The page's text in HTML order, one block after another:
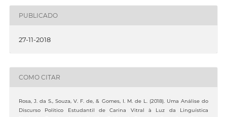
PUBLICADO
27-11-2018
COMO CITAR
Rosa, J. da S., Souza, V. F. de, & Gomes, I. M. de L. (2018). Uma Análise do
Discurso Político Estudantil de Carina Vitral à Luz da Linguística